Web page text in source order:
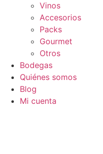
Vinos
Accesorios
Packs
Gourmet
Otros
Bodegas
Quiénes somos
Blog
Mi cuenta